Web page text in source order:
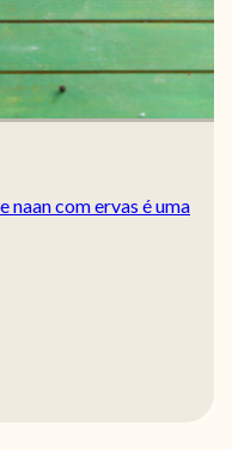
naan com ervas é uma